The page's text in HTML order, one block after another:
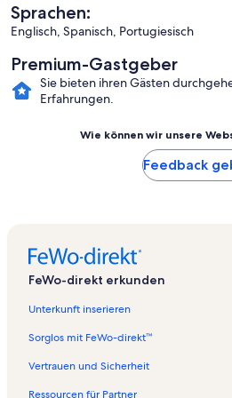
Sprachen:
Englisch, Spanisch, Portugiesisch
Premium-Gastgeber
Sie bieten ihren Gästen
Erfahrungen.
Wie können wir unsere
Feedback
FeWo-direkt erkunden
Unterkunft inserieren
Sorglos mit FeWo-direkt™
Vertrauen und Sicherheit
Ressourcen für Partner